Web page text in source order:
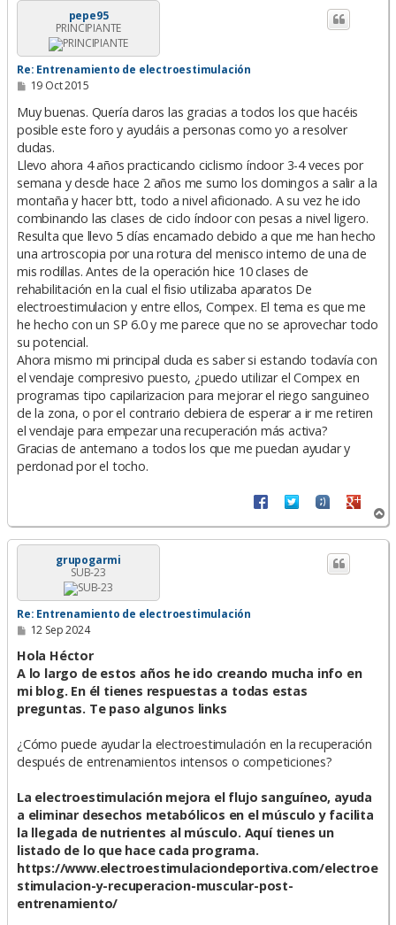
pepe95
PRINCIPIANTE
Re: Entrenamiento de electroestimulación
M
n
s
a
j
19 Oct 2015
Muy buenas. Quería daros las gracias a todos los que hacéis
posible este foro y ayudáis a personas como yo a resolver
dudas.
Llevo ahora 4 años practicando ciclismo índoor 3-4 veces por
semana y desde hace 2 años me sumo los domingos a salir a la
montaña y hacer btt, todo a nivel aficionado. A su vez he ido
combinando las clases de ciclo índoor con pesas a nivel ligero.
Resulta que llevo 5 días encamado debido a que me han hecho
una artroscopia por una rotura del menisco interno de una de
mis rodillas. Antes de la operación hice 10 clases de
rehabilitación en la cual el fisio utilizaba aparatos De
electroestimulacion y entre ellos, Compex. El tema es que me
he hecho con un SP 6.0 y me parece que no se aprovechar todo
su potencial.
Ahora mismo mi principal duda es saber si estando todavía con
el vendaje compresivo puesto, ¿puedo utilizar el Compex en
programas tipo capilarizacion para mejorar el riego sanguineo
de la zona, o por el contrario debiera de esperar a ir me retiren
el vendaje para empezar una recuperación más activa?
Gracias de antemano a todos los que me puedan ayudar y
perdonad por el tocho.
r
r
grupogarmi
SUB-23
Re: Entrenamiento de electroestimulación
M
n
s
a
j
e
12 Sep 2024
Hola Héctor
A lo largo de estos años he ido creando mucha info en
mi blog. En él tienes respuestas a todas estas
preguntas. Te paso algunos links
¿Cómo puede ayudar la electroestimulación en la recuperación
después de entrenamientos intensos o competiciones?
La electroestimulación mejora el flujo sanguíneo, ayuda
a eliminar desechos metabólicos en el músculo y facilita
la llegada de nutrientes al músculo. Aquí tienes un
listado de lo que hace cada programa.
https://www.electroestimulaciondeportiva.com/electroe
stimulacion-y-recuperacion-muscular-post-
entrenamiento/